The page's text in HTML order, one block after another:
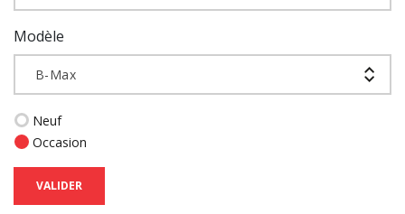
Modèle
B-Max
Neuf
Occasion
VALIDER